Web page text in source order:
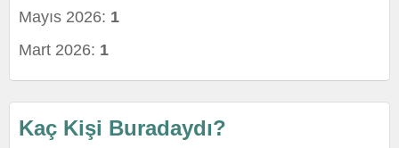
Mayıs 2026: 1
Mart 2026: 1
Kaç Kişi Buradaydı?